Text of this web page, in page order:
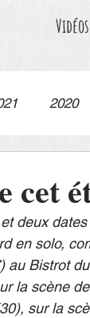
Vidéos
2020
cet
deux
en solo,
au Bistrot
la scène
sur la